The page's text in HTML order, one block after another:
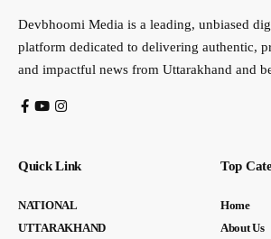
Devbhoomi Media is a leading, unbiased
platform dedicated to delivering authentic,
and impactful news from Uttarakhand and
Quick Link
NATIONAL
UTTARAKHAND
Top
Home
About Us